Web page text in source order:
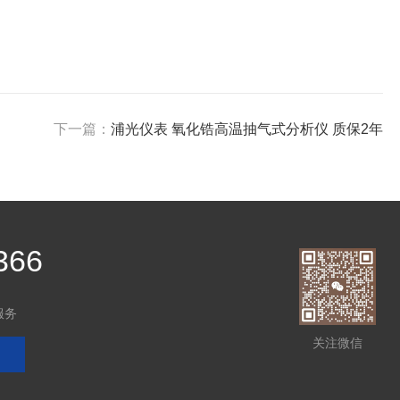
下一篇： 浦光仪表 氧化锆高温抽气式分析仪 质保2年
务
关注微信